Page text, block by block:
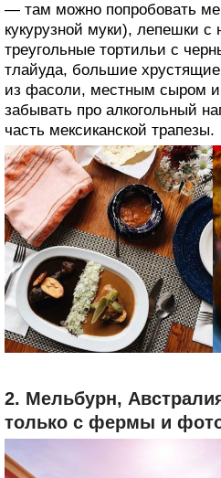
— там можно попробовать
кукурузной муки), лепешки с
треугольные тортильи с
тлайуда, большие
из фасоли, местным сыром
забывать про алкогольный
часть мексиканской трапезы.
2. Мельбурн,
только с фермы и